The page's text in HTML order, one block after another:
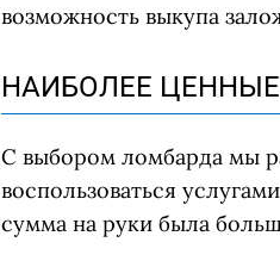
возможность выкупа
НАИБОЛЕЕ
С выбором ломбарда мы
воспользоваться
сумма на руки была